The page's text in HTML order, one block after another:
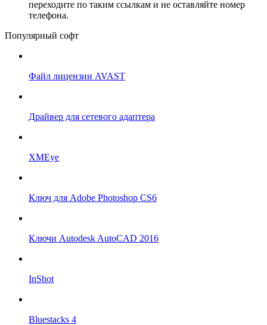
переходите по таким ссылкам и не оставляйте номер
телефона.
Популярный софт
Файл лицензии AVAST
Драйвер для сетевого адаптера
XMEye
Ключ для Adobe Photoshop CS6
Ключи Autodesk AutoCAD 2016
InShot
Bluestacks 4